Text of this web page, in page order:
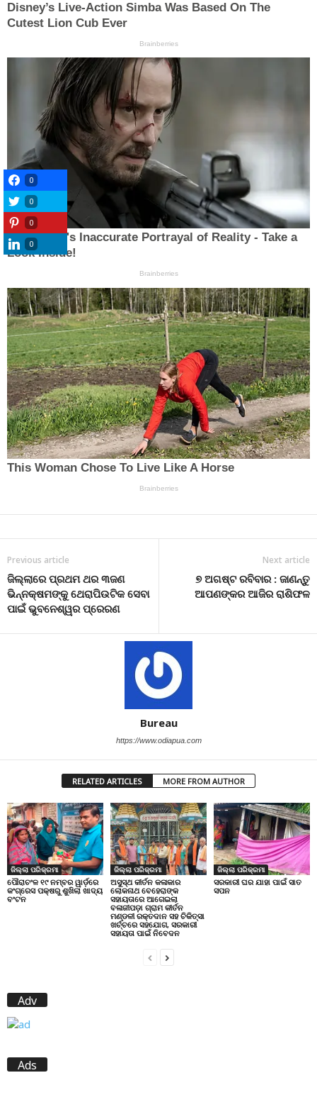
Previous article
ଜିଲ୍ଲାରେ ପ୍ରଥମ ଥର ୩ଜଣ
ଭିନ୍ନକ୍ଷମଙ୍କୁ ଥେରାପିଉଟିକ ସେବା
ପାଇଁ ଭୁବନେଶ୍ୱର ପ୍ରେରଣ
Next article
୭ ଅଗଷ୍ଟ ରବିବାର : ଜାଣନ୍ତୁ
ଆପଣଙ୍କର ଆଜିର ରାଶିଫଳ
Bureau
https://www.odiapua.com
RELATED ARTICLES MORE FROM AUTHOR
ଜିଲ୍ଲା ପରିକ୍ରମା
ପୌରାଚଂଳ ୧୯ ନମ୍ବର ୱାର୍ଡ଼ରେ
କଂଗ୍ରେସ ପକ୍ଷରୁ ଶୁଖିଲା ଖାଦ୍ୟ
ବଂଟନ
ଜିଲ୍ଲା ପରିକ୍ରମା
ଅସୁସ୍ଥ କୀର୍ତନ କଳାକାର
ଲୋକନାଥ ବେହେରାଙ୍କ
ସହାୟତାରେ ଆଗେଇଲା
ବଳାଜୀପଡ଼ା ଗ୍ରାମ କୀର୍ତନ
ମଣ୍ଡଳୀ ରକ୍ତଦାନ ସହ ଚିକିତ୍ସା
ଖର୍ଚ୍ଚରେ ସହଯୋଗ, ସରକାରୀ
ସହାୟତା ପାଇଁ ନିବେଦନ
ଜିଲ୍ଲା ପରିକ୍ରମା
ସରକାରୀ ଘର ଯାହା ପାଇଁ ସାତ
ସପନ
Adv
Ads
0
0
0
0